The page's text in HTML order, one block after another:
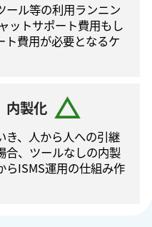
ール等の利⽤ランニン
ットサポート費⽤もし
ト費⽤が必要となるケ
内製化
き、人から人への引継
合、ツールなしの内製
らISMS運⽤の仕組み作